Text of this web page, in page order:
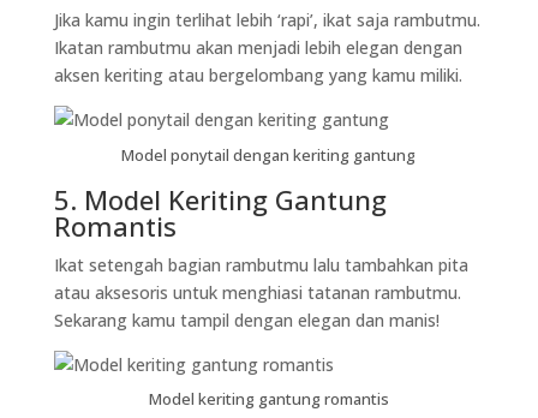
Jika kamu ingin terlihat lebih ‘rapi’, ikat saja rambutmu.
Ikatan rambutmu akan menjadi lebih elegan dengan
aksen keriting atau bergelombang yang kamu miliki.
Model ponytail dengan keriting gantung
5. Model Keriting Gantung
Romantis
Ikat setengah bagian rambutmu lalu tambahkan pita
atau aksesoris untuk menghiasi tatanan rambutmu.
Sekarang kamu tampil dengan elegan dan manis!
Model keriting gantung romantis